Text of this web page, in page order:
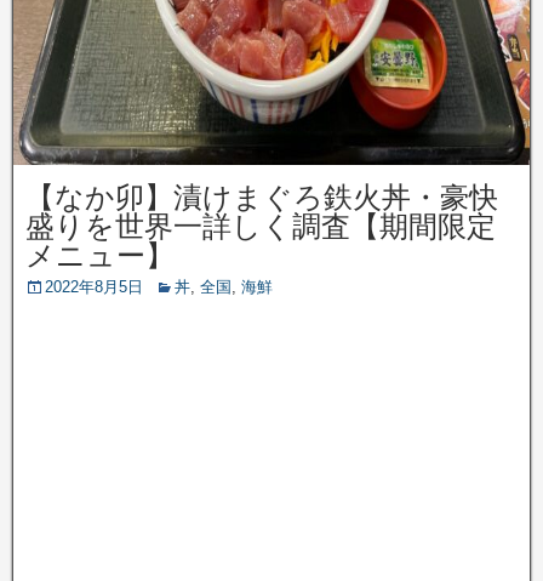
【なか卯】漬けまぐろ鉄火丼・豪快
盛りを世界一詳しく調査【期間限定
メニュー】
2022年8月5日 丼, 全国 , 海鮮